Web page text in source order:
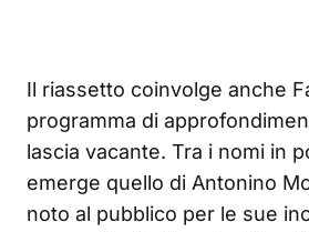
Il riassetto coinvolge anche
programma di
lascia vacante. Tra i nomi in
emerge quello di Antonino
noto al pubblico per le sue